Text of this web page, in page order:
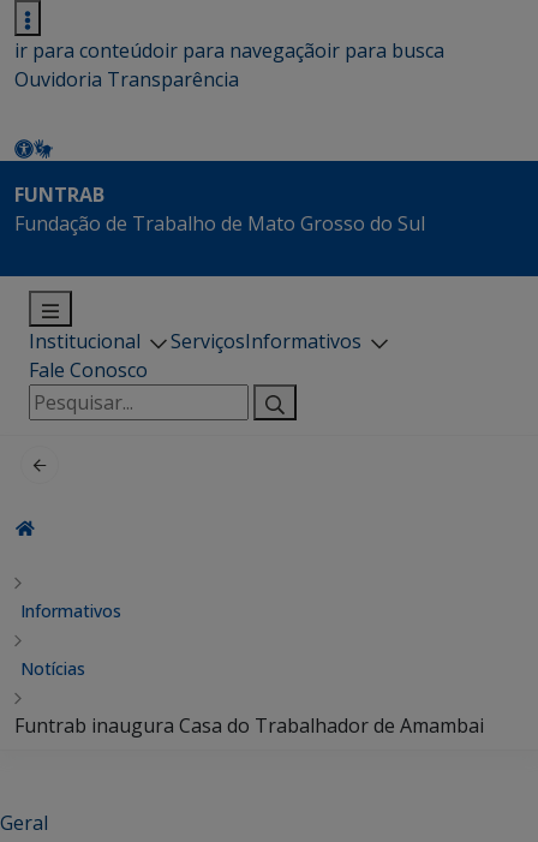
ir para conteúdoir para navegaçãoir para busca
Ouvidoria Transparência
FUNTRAB
Fundação de Trabalho de Mato Grosso do Sul
Institucional ServiçosInformativos
Fale Conosco
Pesquisar
por:
Informativos
Notícias
Funtrab inaugura Casa do Trabalhador de Amambai
Geral